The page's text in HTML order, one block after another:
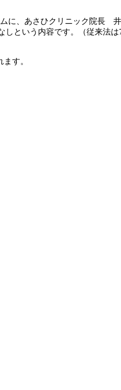
に、あさひクリニック院長
という内容です。（従来法は
す。